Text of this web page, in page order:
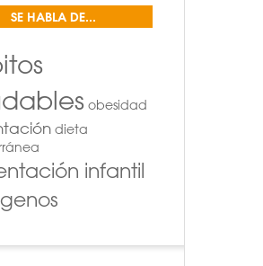
SE HABLA DE...
obesidad
dieta
infantil